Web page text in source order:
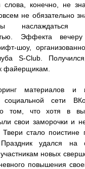
конечно, не
не обязательно
Эффекта
шоу,
S-Club.
файерщикам.
материалов и
сети
том, что хотя в
свои заморочки и
Твери стало
удался на
новых
повышения